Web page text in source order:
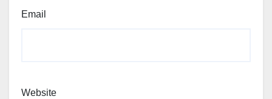
Email
Website